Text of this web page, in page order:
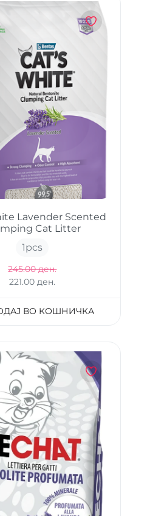
Lavender Scented
Cat Litter
1pcs
245.00 ден.
221.00 ден.
ВО КОШНИЧКА